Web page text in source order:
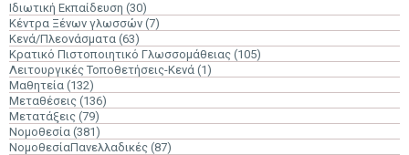
Ιδιωτική Εκπαίδευση (30)
Κέντρα Ξένων γλωσσών (7)
Κενά/Πλεονάσματα (63)
Κρατικό Πιστοποιητικό Γλωσσομάθειας (105)
Λειτουργικές Τοποθετήσεις-Κενά (1)
Μαθητεία (132)
Μεταθέσεις (136)
Μετατάξεις (79)
Νομοθεσία (381)
ΝομοθεσίαΠανελλαδικές (87)